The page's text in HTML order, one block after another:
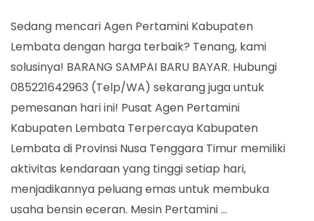
Sedang mencari Agen Pertamini Kabupaten
Lembata dengan harga terbaik? Tenang, kami
solusinya! BARANG SAMPAI BARU BAYAR. Hubungi
085221642963 (Telp/WA) sekarang juga untuk
pemesanan hari ini! Pusat Agen Pertamini
Kabupaten Lembata Terpercaya Kabupaten
Lembata di Provinsi Nusa Tenggara Timur memiliki
aktivitas kendaraan yang tinggi setiap hari,
menjadikannya peluang emas untuk membuka
usaha bensin eceran. Mesin Pertamini …